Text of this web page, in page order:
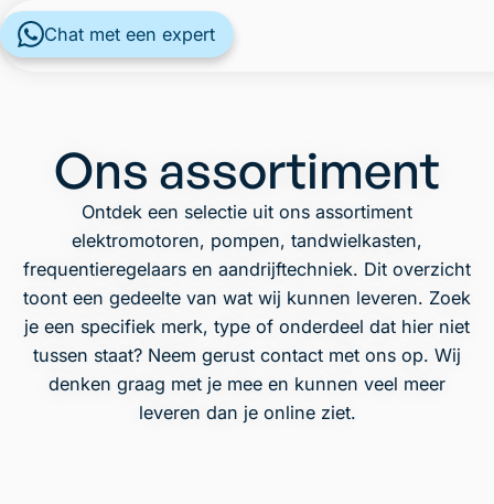
Ons assortiment
Ontdek een selectie uit ons assortiment
elektromotoren, pompen, tandwielkasten,
frequentieregelaars en aandrijftechniek. Dit overzicht
toont een gedeelte van wat wij kunnen leveren. Zoek
je een specifiek merk, type of onderdeel dat hier niet
tussen staat? Neem gerust contact met ons op. Wij
denken graag met je mee en kunnen veel meer
leveren dan je online ziet.
Chat met een expert